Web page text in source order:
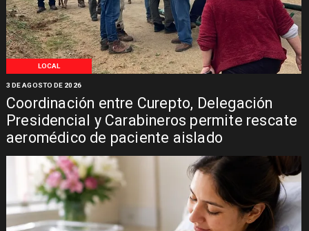
LOCAL
Coordinación entre Curepto, Delegación
Presidencial y Carabineros permite rescate
aeromédico de paciente aislado
3 DE AGOSTO DE 2026